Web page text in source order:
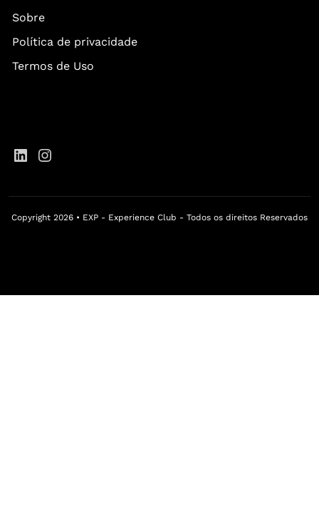
Sobre
Política de privacidade
Termos de Uso
Copyright 2026 • EXP - Experience Club - Todos os direitos Reservados